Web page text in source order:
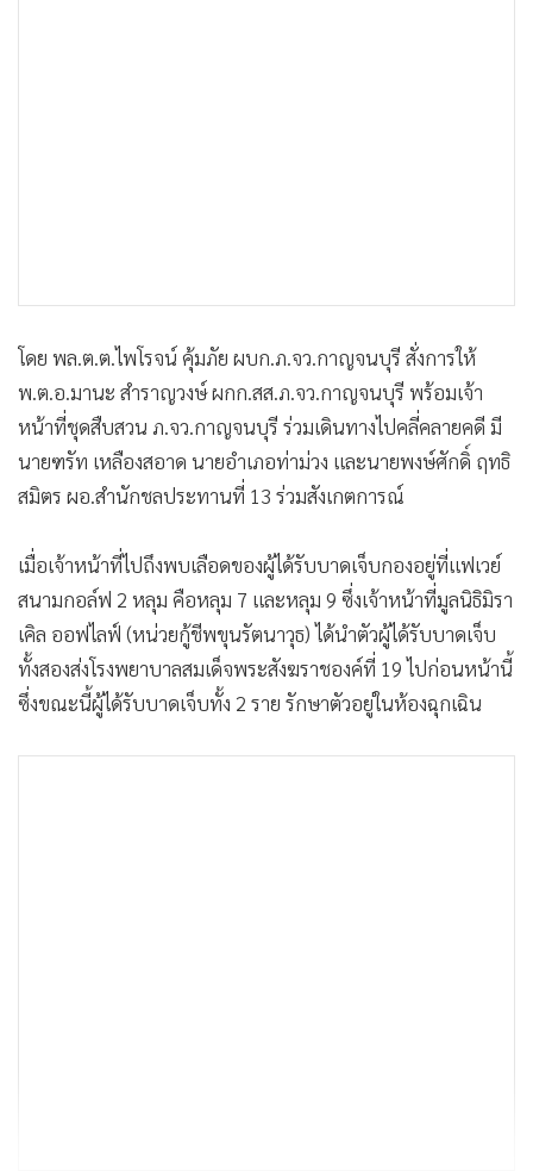
โดย พล.ต.ต.ไพโรจน์ คุ้มภัย ผบก.ภ.จว.กาญจนบุรี สั่งการให้
พ.ต.อ.มานะ สำราญวงษ์ ผกก.สส.ภ.จว.กาญจนบุรี พร้อมเจ้า
หน้าที่ชุดสืบสวน ภ.จว.กาญจนบุรี ร่วมเดินทางไปคลี่คลายคดี มี
นายฑรัท เหลืองสอาด นายอำเภอท่าม่วง และนายพงษ์ศักดิ์ ฤทธิ
สมิตร ผอ.สำนักชลประทานที่ 13 ร่วมสังเกตการณ์
เมื่อเจ้าหน้าที่ไปถึงพบเลือดของผู้ได้รับบาดเจ็บกองอยู่ที่แฟเวย์
สนามกอล์ฟ 2 หลุม คือหลุม 7 และหลุม 9 ซึ่งเจ้าหน้าที่มูลนิธิมิรา
เคิล ออฟไลฟ์ (หน่วยกู้ชีพขุนรัตนาวุธ) ได้นำตัวผู้ได้รับบาดเจ็บ
ทั้งสองส่งโรงพยาบาลสมเด็จพระสังฆราชองค์ที่ 19 ไปก่อนหน้านี้
ซึ่งขณะนี้ผู้ได้รับบาดเจ็บทั้ง 2 ราย รักษาตัวอยู่ในห้องฉุกเฉิน